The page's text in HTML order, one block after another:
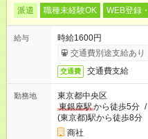
派遣 職種未経験OK WEB登録
給与
時給1600円
交通費別途支給あり
交通費 交通費支給
勤務地
東京都中央区
東銀座駅から徒歩5分 /
(東京都)駅から徒歩8分
商社